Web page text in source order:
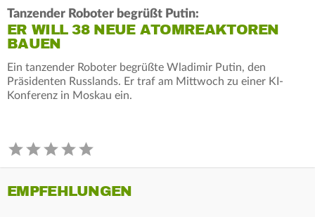
Tanzender Roboter begrüßt Putin:
ER WILL 38 NEUE ATOMREAKTOREN
BAUEN
Ein tanzender Roboter begrüßte Wladimir Putin, den
Präsidenten Russlands. Er traf am Mittwoch zu einer KI-
Konferenz in Moskau ein.
EMPFEHLUNGEN